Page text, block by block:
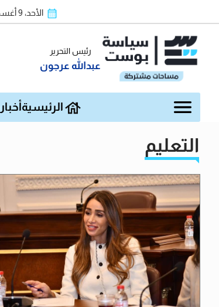
الأحد، 9 أغسطس 2026
رئيس التحرير
عبدالله عرجون
الرئيسية أخبار
التعليم